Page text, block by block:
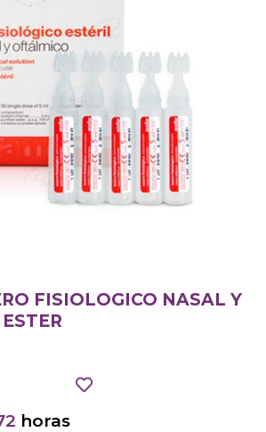
FISIOLOGICO NASAL Y
horas